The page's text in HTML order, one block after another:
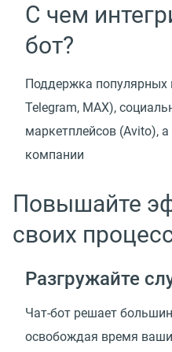
С чем
бот?
Поддержка популярных
Telegram, MAX),
маркетплейсов (Avito), а
компании
Повышайте
своих
Разгружайте
Чат-бот решает
освобождая время